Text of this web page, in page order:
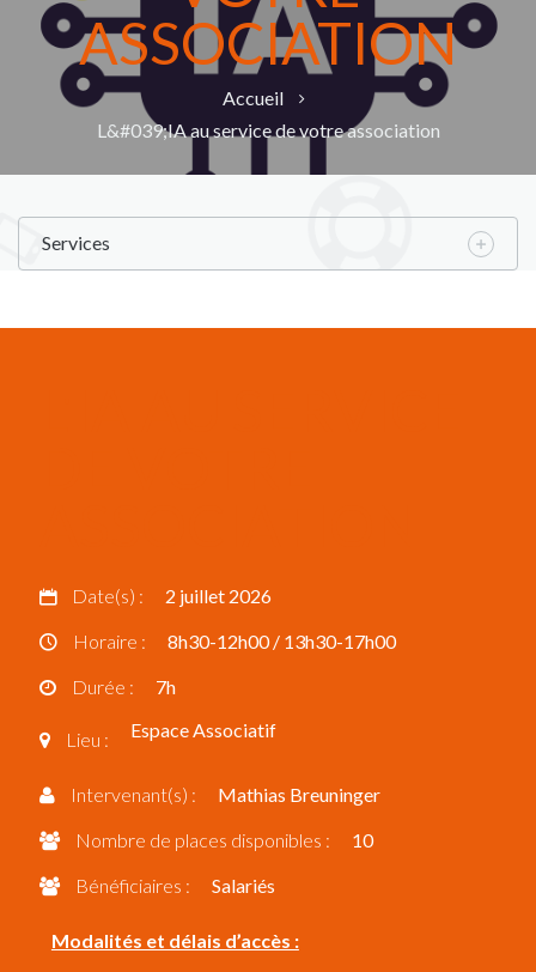
ASSOCIATION
Accueil
L&#039;IA au service de votre association
Services
Date(s) : 2 juillet 2026
Horaire : 8h30-12h00 / 13h30-17h00
Durée : 7h
Lieu : Espace Associatif
Intervenant(s) : Mathias Breuninger
Nombre de places disponibles : 10
Bénéficiaires : Salariés
Modalités et délais d’accès :